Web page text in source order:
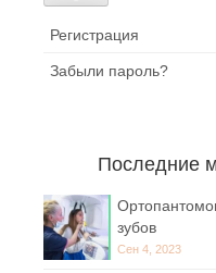
Регистрация
Забыли пароль?
Последние
зубов
Сен 4, 2023